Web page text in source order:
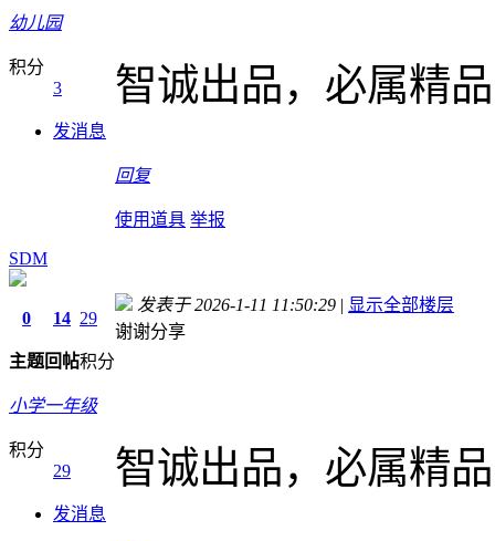
幼儿园
积分
3
发消息
智诚出品，必属精
回复
使用道具 举报
SDM
0
主题
14
回帖
29
积分
小学一年级
积分
29
发消息
发表于 2026-1-11 11:50:29 | 显示全部楼层
谢谢分享
智诚出品，必属精